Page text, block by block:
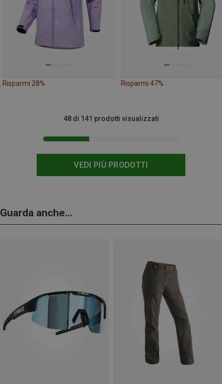
Risparmi 28% Risparmi 47%
VEDI PIÙ PRODOTTI
48 di 141 prodotti visualizzati
Guarda anche...